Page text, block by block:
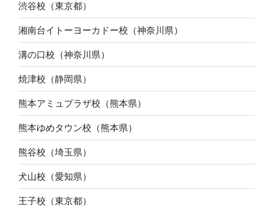
渋谷校（東京都）
湘南台イトーヨーカドー校（神奈川県）
溝の口校（神奈川県）
焼津校（静岡県）
熊本アミュプラザ校（熊本県）
熊本ゆめタウン校（熊本県）
熊谷校（埼玉県）
犬山校（愛知県）
王子校（東京都）